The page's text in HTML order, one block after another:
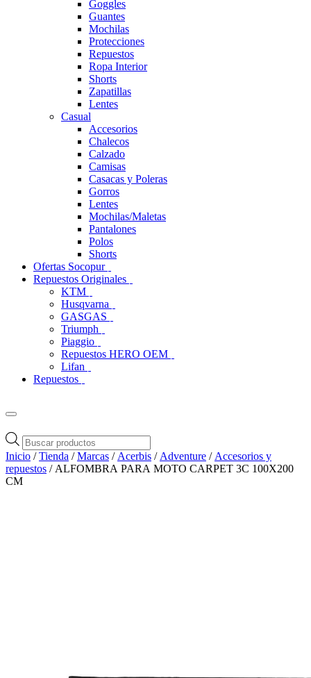
Goggles
Guantes
Mochilas
Protecciones
Repuestos
Ropa Interior
Shorts
Zapatillas
Lentes
Casual
Accesorios
Chalecos
Calzado
Camisas
Casacas y Poleras
Gorros
Lentes
Mochilas/Maletas
Pantalones
Polos
Shorts
Ofertas Socopur
Repuestos Originales
KTM
Husqvarna
GASGAS
Triumph
Piaggio
Repuestos HERO OEM
Lifan
Repuestos
Búsqueda
de
productos
Inicio /Tienda /Marcas / Acerbis / Adventure / Accesorios y
repuestos / ALFOMBRA PARA MOTO CARPET 3C 100X200
CM